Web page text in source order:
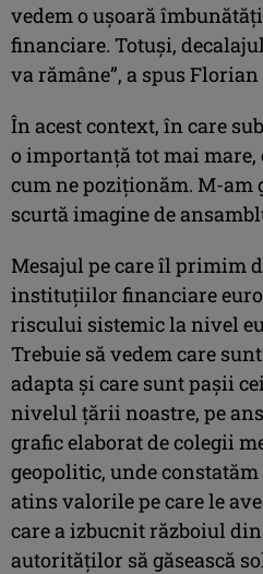
vedem o uşoară
financiare. Totuşi,
va rămâne”, a spus Florian
În acest context, în care
o importanţă tot mai
cum ne poziţionăm. M-am
scurtă imagine de
Mesajul pe care îl primim
instituţiilor financiare
riscului sistemic la nivel
Trebuie să vedem care
adapta şi care sunt paşii
nivelul ţării noastre, pe
grafic elaborat de colegii
geopolitic, unde
atins valorile pe care le
care a izbucnit războiul
autorităţilor să găsească